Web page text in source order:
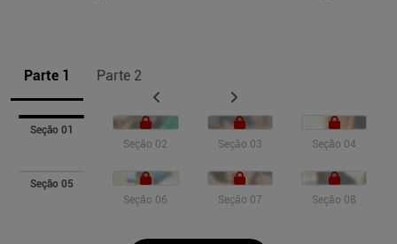
Parte 1 Parte 2
Seção 01
Seção 02
Seção 03 Seção 04
Seção 05
Seção 06
Seção 07 Seção 08